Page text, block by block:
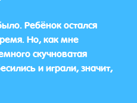
Ребёнок остался
Но, как мне
скучноватая
и играли, значит,